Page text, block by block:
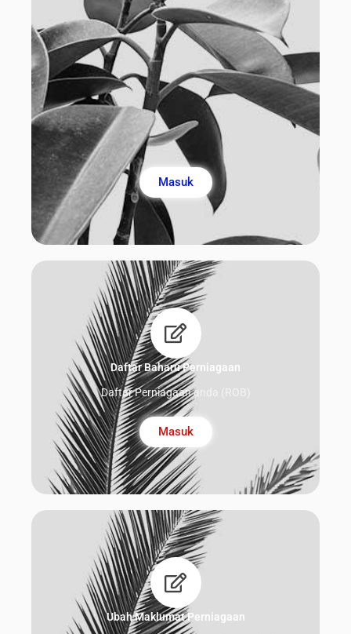
Masuk
Daftar Baharu Perniagaan
Daftar Perniagaan anda (ROB)
Masuk
Ubah Maklumat Perniagaan